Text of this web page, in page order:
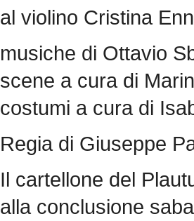
al violino Cristina
musiche di Ottavio
scene a cura di
costumi a cura di
Regia di Giuseppe
Il cartellone del
alla conclusione